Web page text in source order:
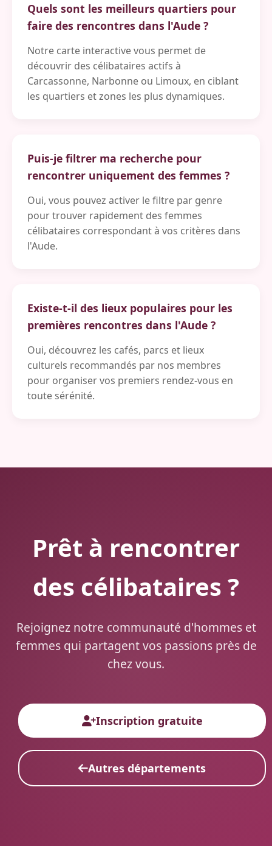
Quels sont les meilleurs quartiers pour
faire des rencontres dans l'Aude ?
Notre carte interactive vous permet de
découvrir des célibataires actifs à
Carcassonne, Narbonne ou Limoux, en ciblant
les quartiers et zones les plus dynamiques.
Puis-je filtrer ma recherche pour
rencontrer uniquement des femmes ?
Oui, vous pouvez activer le filtre par genre
pour trouver rapidement des femmes
célibataires correspondant à vos critères dans
l'Aude.
Existe-t-il des lieux populaires pour les
premières rencontres dans l'Aude ?
Oui, découvrez les cafés, parcs et lieux
culturels recommandés par nos membres
pour organiser vos premiers rendez-vous en
toute sérénité.
Prêt à rencontrer
des célibataires ?
Rejoignez notre communauté d'hommes et
femmes qui partagent vos passions près de
chez vous.
Inscription gratuite
Autres départements